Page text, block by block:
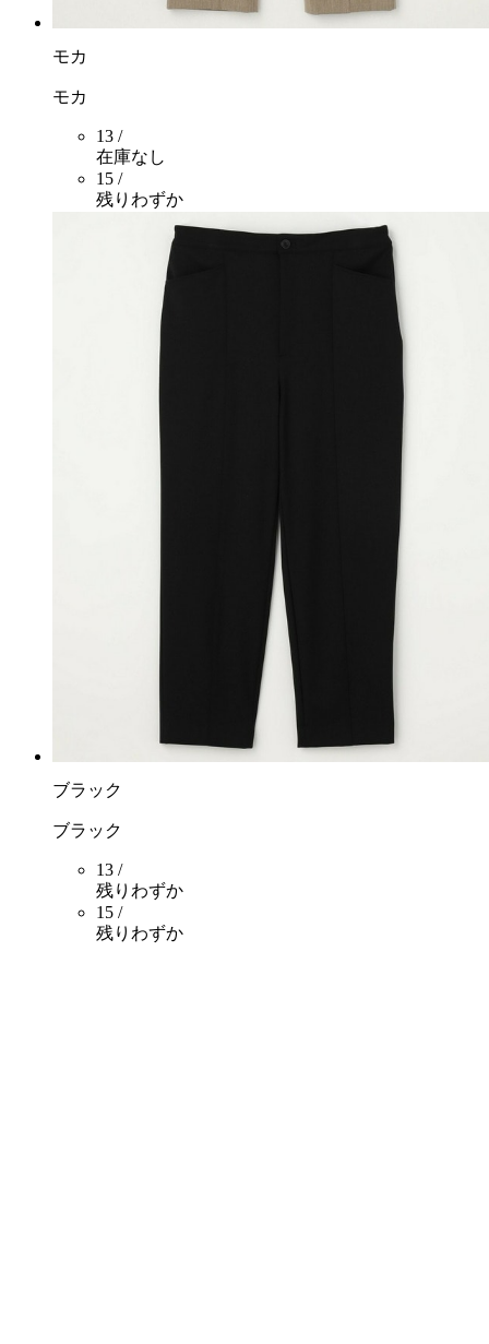
モカ
モカ
13 /
在庫なし
15 /
残りわずか
ブラック
ブラック
13 /
残りわずか
15 /
残りわずか